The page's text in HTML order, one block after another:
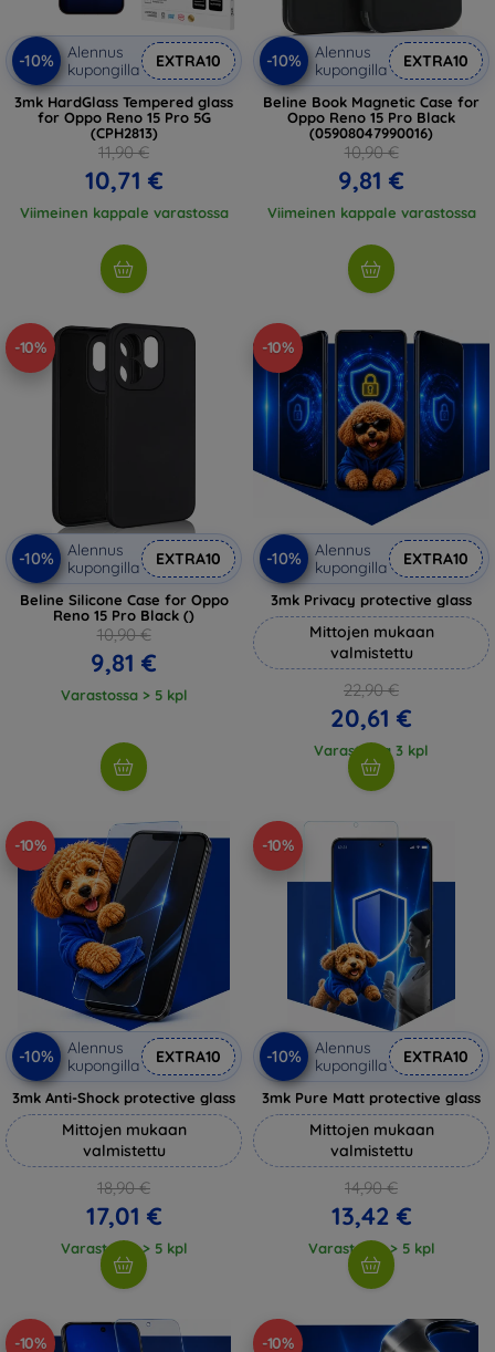
-10%
Alennus
kupongilla
EXTRA10
3mk HardGlass Tempered glass
for Oppo Reno 15 Pro 5G
(CPH2813)
11,90 €
10,71 €
Viimeinen kappale varastossa
-10%
Alennus
kupongilla
EXTRA10
Beline Book Magnetic Case for
Oppo Reno 15 Pro Black
(05908047990016)
10,90 €
9,81 €
Viimeinen kappale varastossa
-10%
-10%
Alennus
kupongilla
EXTRA10
Beline Silicone Case for Oppo
Reno 15 Pro Black ()
10,90 €
9,81 €
Varastossa > 5 kpl
-10%
-10%
Alennus
kupongilla
EXTRA10
3mk Privacy protective glass
Mittojen mukaan
valmistettu
22,90 €
20,61 €
Varastossa 3 kpl
-10%
-10%
Alennus
kupongilla
EXTRA10
3mk Anti-Shock protective glass
Mittojen mukaan
valmistettu
18,90 €
17,01 €
Varastossa > 5 kpl
-10%
-10%
Alennus
kupongilla
EXTRA10
3mk Pure Matt protective glass
Mittojen mukaan
valmistettu
14,90 €
13,42 €
Varastossa > 5 kpl
-10% -10%